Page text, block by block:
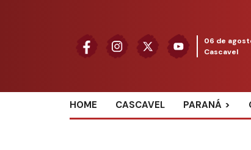
06 de
Cascavel
HOME CASCAVEL PARANÁ